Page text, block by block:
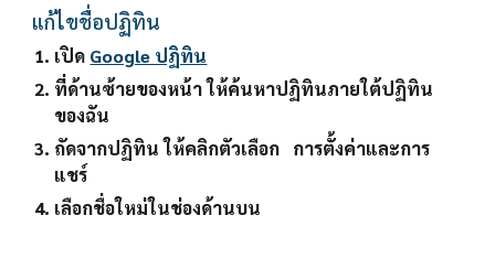
แก้ไขชื่อปฏิทิน
เปิด Google ปฏิทิน
ที่ด้านซ้ายของหน้า ให้ค้นหาปฏิทินภายใต้ปฏิทิน
ของฉัน
ถัดจากปฏิทิน ให้คลิกตัวเลือก การตั้งค่าและการ
แชร์
เลือกชื่อใหม่ในช่องด้านบน